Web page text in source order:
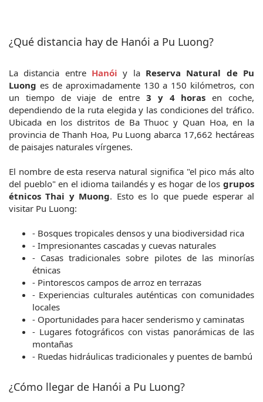
¿Qué distancia hay de Hanói a Pu Luong?
La distancia entre Hanói y la Reserva Natural de Pu
Luong es de aproximadamente 130 a 150 kilómetros, con
un tiempo de viaje de entre 3 y 4 horas en coche,
dependiendo de la ruta elegida y las condiciones del tráfico.
Ubicada en los distritos de Ba Thuoc y Quan Hoa, en la
provincia de Thanh Hoa, Pu Luong abarca 17,662 hectáreas
de paisajes naturales vírgenes.
El nombre de esta reserva natural significa "el pico más alto
del pueblo" en el idioma tailandés y es hogar de los grupos
étnicos Thai y Muong. Esto es lo que puede esperar al
visitar Pu Luong:
- Bosques tropicales densos y una biodiversidad rica
- Impresionantes cascadas y cuevas naturales
- Casas tradicionales sobre pilotes de las minorías
étnicas
- Pintorescos campos de arroz en terrazas
- Experiencias culturales auténticas con comunidades
locales
- Oportunidades para hacer senderismo y caminatas
- Lugares fotográficos con vistas panorámicas de las
montañas
- Ruedas hidráulicas tradicionales y puentes de bambú
¿Cómo llegar de Hanói a Pu Luong?